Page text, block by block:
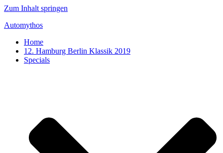
Zum Inhalt springen
Automythos
Home
12. Hamburg Berlin Klassik 2019
Specials